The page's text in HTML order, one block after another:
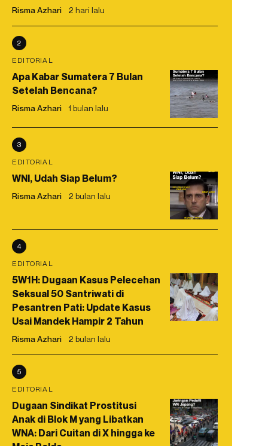
Risma Azhari 2 hari lalu
2
EDITORIAL
Apa Kabar Sumatera 7 Bulan
Setelah Bencana?
Risma Azhari 1 bulan lalu
3
EDITORIAL
WNI, Udah Siap Belum?
Risma Azhari 2 bulan lalu
4
EDITORIAL
5W1H: Dugaan Kasus Pelecehan
Seksual 50 Santriwati di
Pesantren Pati: Update Kasus
Usai Mandek Hampir 2 Tahun
Risma Azhari 2 bulan lalu
5
EDITORIAL
Dugaan Sindikat Prostitusi
Anak di Blok M yang Libatkan
WNA: Dari Cuitan di X hingga ke